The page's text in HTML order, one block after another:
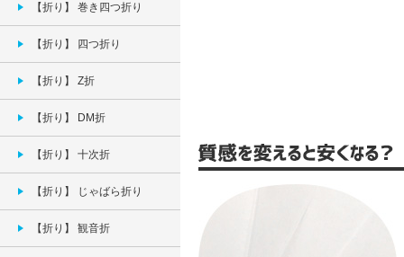
【折り】 巻き四つ折り
【折り】 四つ折り
【折り】 Z折
【折り】 DM折
【折り】 十次折
【折り】 じゃばら折り
【折り】 観音折